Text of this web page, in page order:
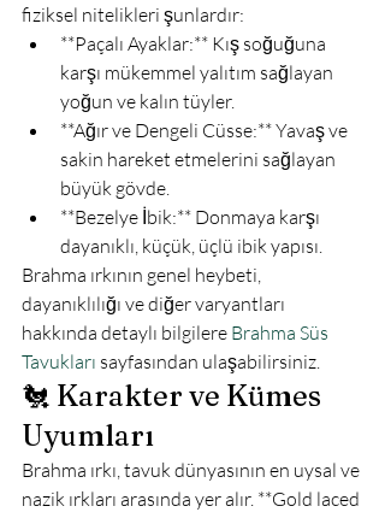
fiziksel nitelikleri şunlardır:
**Paçalı Ayaklar:** Kış soğuğuna
karşı mükemmel yalıtım sağlayan
yoğun ve kalın tüyler.
**Ağır ve Dengeli Cüsse:** Yavaş ve
sakin hareket etmelerini sağlayan
büyük gövde.
**Bezelye İbik:** Donmaya karşı
dayanıklı, küçük, üçlü ibik yapısı.
Brahma ırkının genel heybeti,
dayanıklılığı ve diğer varyantları
hakkında detaylı bilgilere Brahma Süs
Tavukları sayfasından ulaşabilirsiniz.
🐔 Karakter ve Kümes
Uyumları
Brahma ırkı, tavuk dünyasının en uysal ve
nazik ırkları arasında yer alır. **Gold laced